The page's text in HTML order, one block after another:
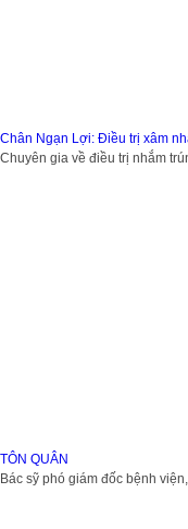
Chân Ngạn Lợi: Điều trị xâm
Chuyên gia về điều trị nhắm
TÔN QUÂN
Bác sỹ phó giám đốc bệnh